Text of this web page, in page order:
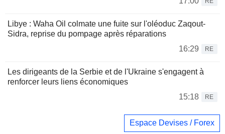
Libye : Waha Oil colmate une fuite sur l'oléoduc Zaqout-
Sidra, reprise du pompage après réparations
16:29
RE
Les dirigeants de la Serbie et de l'Ukraine s'engagent à
renforcer leurs liens économiques
15:18
RE
Espace Devises / Forex